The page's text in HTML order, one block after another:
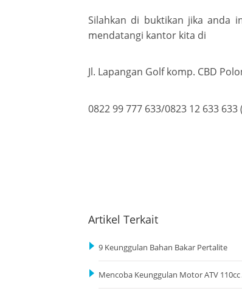
Silahkan di buktikan jika anda
mendatangi kantor kita di
Jl. Lapangan Golf komp. CBD
0822 99 777 633/0823 12 633
Artikel Terkait
9 Keunggulan Bahan Bakar Pertalite
Mencoba Keunggulan Motor ATV